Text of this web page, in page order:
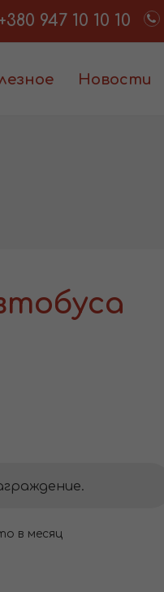
947 10 10 10
Новости
в месяц